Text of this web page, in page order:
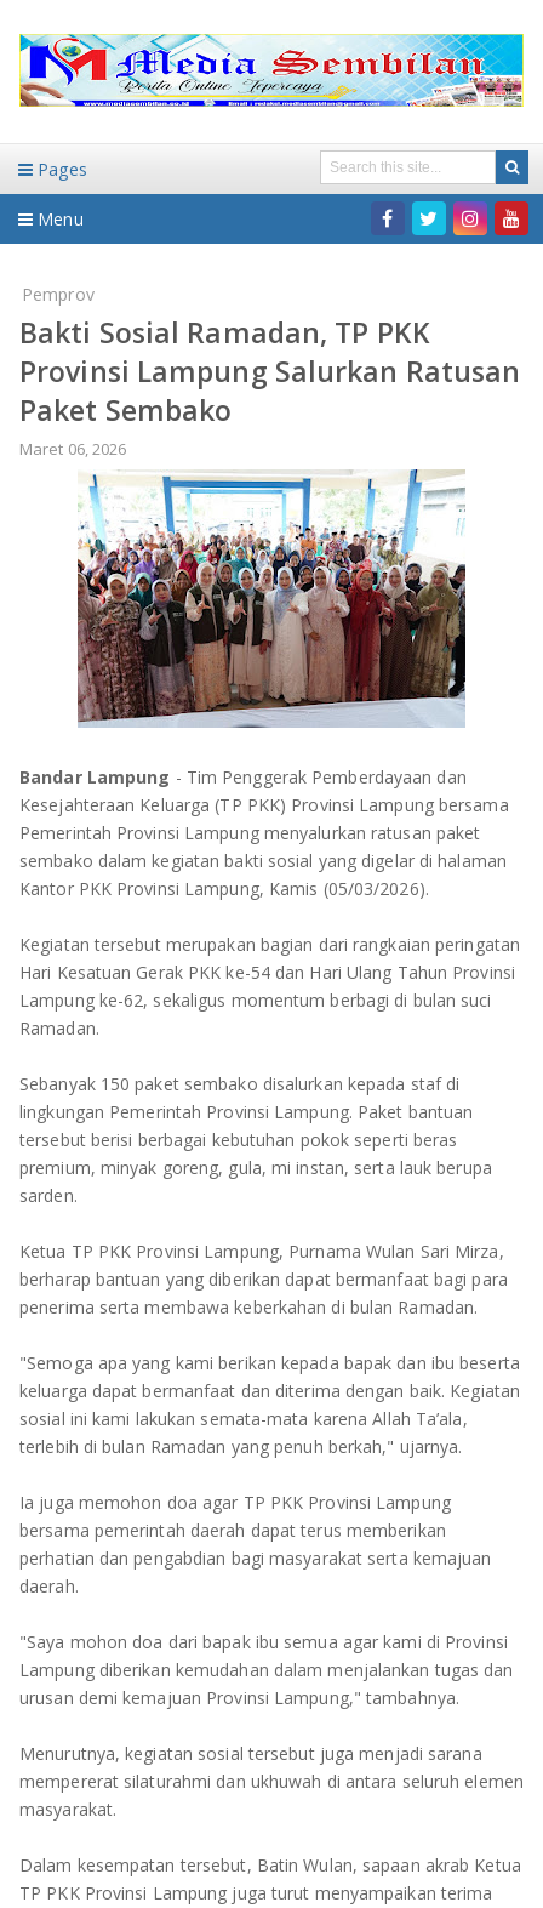
Pages
Menu
DAERAH
NASIONAL
DAERAH
BANDAR LAMPUNG
METRO
LAMPUNG TENGAH
LAMPUNG UTARA
LAMPUNG BARAT
LAMPUNG SELATAN
TANGGAMUS
PESISIR BARAT
TULANG BAWANG
TULANG BAWANG BARAT
MESUJI
WAY KANAN
PRINGSEWU
HUKUM-KRIMINAL
PENDIDIKAN
WISATA
OLAHRAGA
ADVETORIAL
Pemprov
Bakti Sosial Ramadan, TP PKK
Provinsi Lampung Salurkan Ratusan
Paket Sembako
Maret 06, 2026
Bandar Lampung - Tim Penggerak Pemberdayaan dan
Kesejahteraan Keluarga (TP PKK) Provinsi Lampung bersama
Pemerintah Provinsi Lampung menyalurkan ratusan paket
sembako dalam kegiatan bakti sosial yang digelar di halaman
Kantor PKK Provinsi Lampung, Kamis (05/03/2026).
Kegiatan tersebut merupakan bagian dari rangkaian peringatan
Hari Kesatuan Gerak PKK ke-54 dan Hari Ulang Tahun Provinsi
Lampung ke-62, sekaligus momentum berbagi di bulan suci
Ramadan.
Sebanyak 150 paket sembako disalurkan kepada staf di
lingkungan Pemerintah Provinsi Lampung. Paket bantuan
tersebut berisi berbagai kebutuhan pokok seperti beras
premium, minyak goreng, gula, mi instan, serta lauk berupa
sarden.
Ketua TP PKK Provinsi Lampung, Purnama Wulan Sari Mirza,
berharap bantuan yang diberikan dapat bermanfaat bagi para
penerima serta membawa keberkahan di bulan Ramadan.
"Semoga apa yang kami berikan kepada bapak dan ibu beserta
keluarga dapat bermanfaat dan diterima dengan baik. Kegiatan
sosial ini kami lakukan semata-mata karena Allah Ta’ala,
terlebih di bulan Ramadan yang penuh berkah," ujarnya.
Ia juga memohon doa agar TP PKK Provinsi Lampung
bersama pemerintah daerah dapat terus memberikan
perhatian dan pengabdian bagi masyarakat serta kemajuan
daerah.
"Saya mohon doa dari bapak ibu semua agar kami di Provinsi
Lampung diberikan kemudahan dalam menjalankan tugas dan
urusan demi kemajuan Provinsi Lampung," tambahnya.
Menurutnya, kegiatan sosial tersebut juga menjadi sarana
mempererat silaturahmi dan ukhuwah di antara seluruh elemen
masyarakat.
Dalam kesempatan tersebut, Batin Wulan, sapaan akrab Ketua
TP PKK Provinsi Lampung juga turut menyampaikan terima